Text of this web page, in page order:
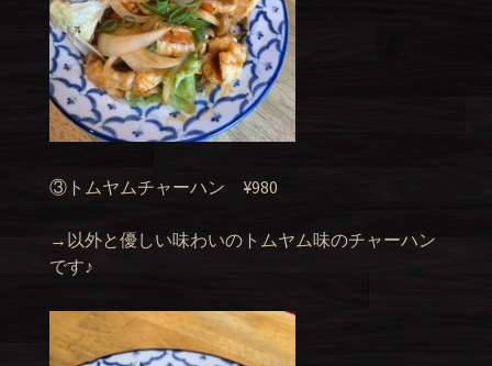
③トムヤムチャーハン ¥980
→以外と優しい味わいのトムヤム味のチャーハン
です♪